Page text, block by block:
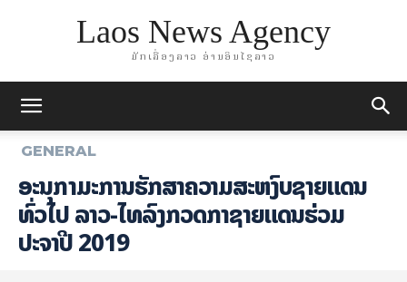
Laos News Agency
ມັກເລື່ອງລາວ ອ່ານອິນໄຊລາວ
GENERAL
ອະນຸກຳມະການຮັກສາຄວາມສະຫງົບຊາຍແດນ
ທົ່ວໄປ ລາວ-ໄທລົງກວດກາຊາຍແດນຮ່ວມ
ປະຈຳປີ 2019